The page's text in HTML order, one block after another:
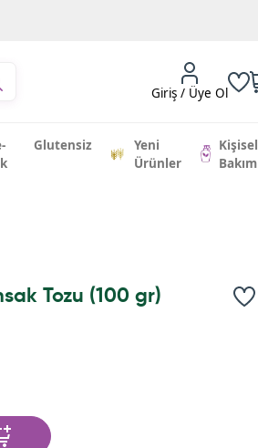
Giriş / Üye Ol
Glutensiz
Yeni
Ürünler
Kişisel
Bakım
Tozu (100 gr)